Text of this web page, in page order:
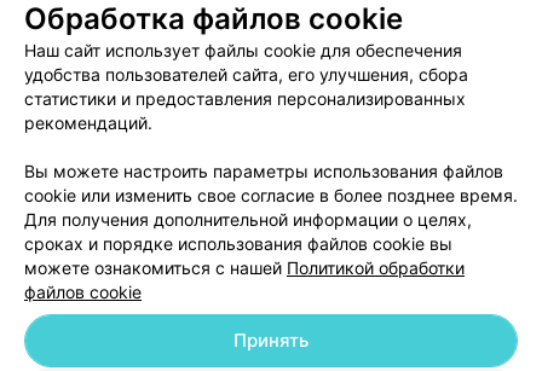
Пользовательское соглашение
Способы оплаты
Вакансии
Партнеры
Написать руководителю 103.by
Персональные настройки cookie
Обработка персональных данных
© 2026 ООО «Артокс Лаб», УНП 191700409| 220012, Республика Беларусь,
Обработка файлов cookie
Наш сайт использует файлы cookie для обеспечения
удобства пользователей сайта, его улучшения, сбора
статистики и предоставления персонализированных
рекомендаций.
Вы можете настроить параметры использования файлов
cookie или изменить свое согласие в более позднее время.
Для получения дополнительной информации о целях,
сроках и порядке использования файлов cookie вы
можете ознакомиться с нашей Политикой обработки
файлов cookie
Принять